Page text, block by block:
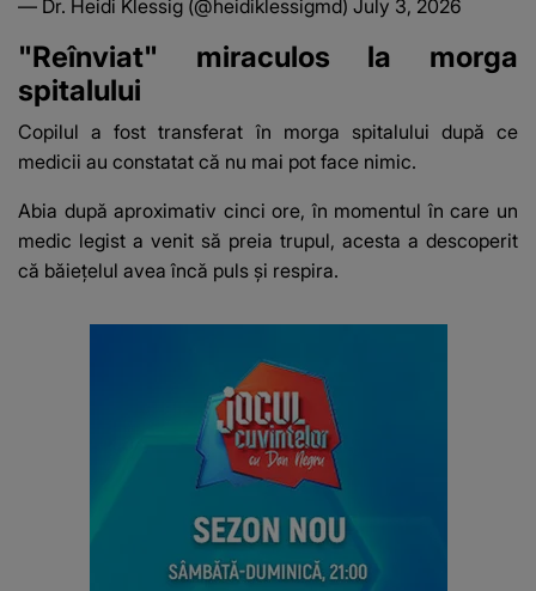
— Dr. Heidi Klessig (@heidiklessigmd) July 3, 2026
"Reînviat" miraculos la morga
spitalului
Copilul a fost transferat în morga spitalului după ce
medicii au constatat că nu mai pot face nimic.
Abia după aproximativ cinci ore, în momentul în care un
medic legist a venit să preia trupul, acesta a descoperit
că băiețelul avea încă puls și respira.